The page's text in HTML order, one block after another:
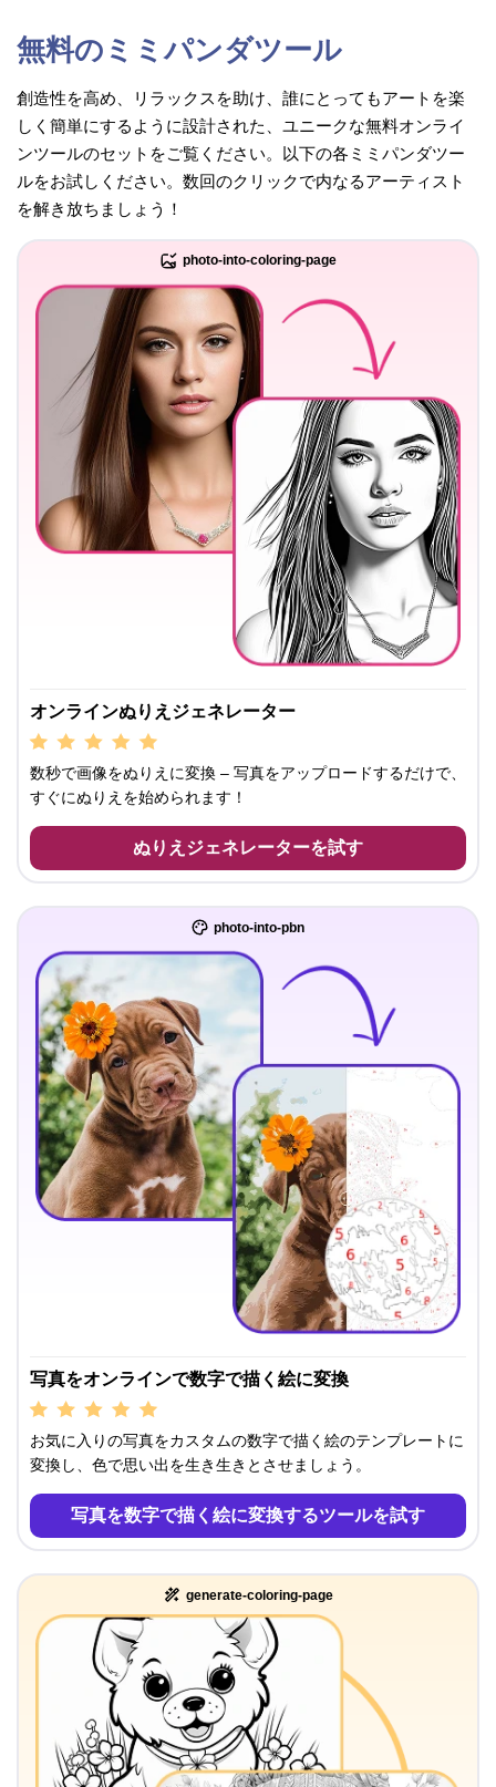
無料のミミパンダツール
創造性を高め、リラックスを助け、誰にとってもアートを楽
しく簡単にするように設計された、ユニークな無料オンライ
ンツールのセットをご覧ください。以下の各ミミパンダツー
ルをお試しください。数回のクリックで内なるアーティスト
を解き放ちましょう！
photo-into-coloring-page
オンラインぬりえジェネレーター
数秒で画像をぬりえに変換 – 写真をアップロードするだけで、
すぐにぬりえを始められます！
ぬりえジェネレーターを試す
photo-into-pbn
写真をオンラインで数字で描く絵に変換
お気に入りの写真をカスタムの数字で描く絵のテンプレートに
変換し、色で思い出を生き生きとさせましょう。
写真を数字で描く絵に変換するツールを試す
generate-coloring-page